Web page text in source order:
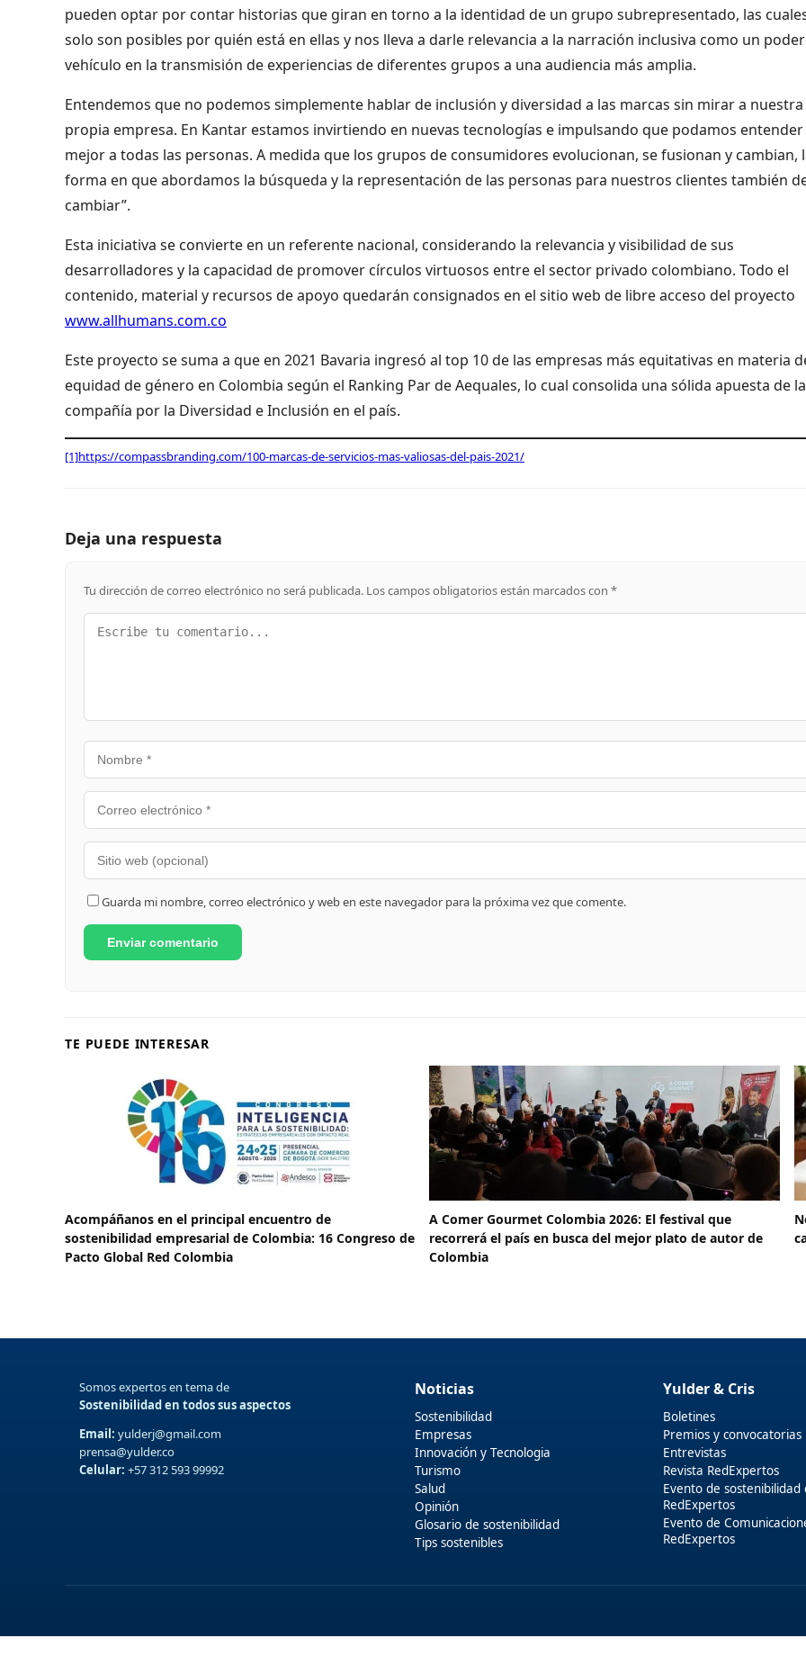
pueden optar por contar historias que giran en torno a la identidad de un grupo subrepresentado, las
solo son posibles por quién está en ellas y nos lleva a darle relevancia a la narración inclusiva como un
vehículo en la transmisión de experiencias de diferentes grupos a una audiencia más amplia.
Entendemos que no podemos simplemente hablar de inclusión y diversidad a las marcas sin mirar a nuestra
propia empresa. En Kantar estamos invirtiendo en nuevas tecnologías e impulsando que podamos entender
mejor a todas las personas. A medida que los grupos de consumidores evolucionan, se fusionan y cambian,
forma en que abordamos la búsqueda y la representación de las personas para nuestros clientes también
cambiar”.
Esta iniciativa se convierte en un referente nacional, considerando la relevancia y visibilidad de sus
desarrolladores y la capacidad de promover círculos virtuosos entre el sector privado colombiano. Todo el
contenido, material y recursos de apoyo quedarán consignados en el sitio web de libre acceso del proyecto
www.allhumans.com.co
Este proyecto se suma a que en 2021 Bavaria ingresó al top 10 de las empresas más equitativas en materia
equidad de género en Colombia según el Ranking Par de Aequales, lo cual consolida una sólida apuesta de la
compañía por la Diversidad e Inclusión en el país.
[1]https://compassbranding.com/100-marcas-de-servicios-mas-valiosas-del-pais-2021/
Deja una respuesta
Tu dirección de correo electrónico no será publicada. Los campos obligatorios están marcados con *
Guarda mi nombre, correo electrónico y web en este navegador para la próxima vez que comente.
TE PUEDE INTERESAR
Acompáñanos en el principal encuentro de
sostenibilidad empresarial de Colombia: 16 Congreso de
Pacto Global Red Colombia
A Comer Gourmet Colombia 2026: El festival que
recorrerá el país en busca del mejor plato de autor de
Colombia
Somos expertos en tema de
Sostenibilidad en todos sus aspectos
Email: yulderj@gmail.com
prensa@yulder.co
Celular: +57 312 593 99992
Noticias
Sostenibilidad
Empresas
Innovación y Tecnologia
Turismo
Salud
Opinión
Glosario de sostenibilidad
Tips sostenibles
Yulder & Cris
Boletines
Premios y convocatorias
Entrevistas
Revista RedExpertos
Evento de sostenibilidad
RedExpertos
Evento de
RedExpertos